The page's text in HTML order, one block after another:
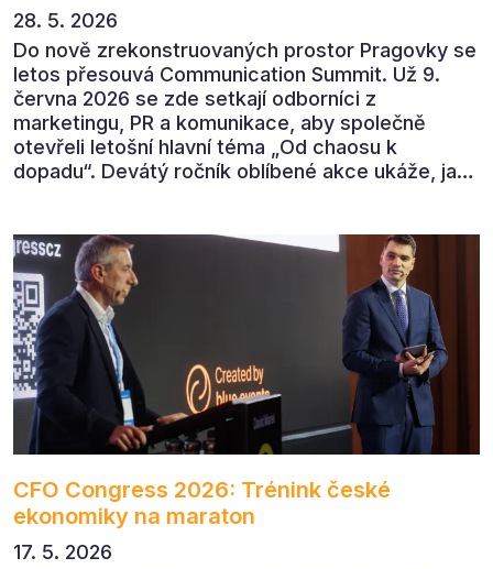
28. 5. 2026
Do nově zrekonstruovaných prostor Pragovky se
letos přesouvá Communication Summit. Už 9.
června 2026 se zde setkají odborníci z
marketingu, PR a komunikace, aby společně
otevřeli letošní hlavní téma „Od chaosu k
dopadu“. Devátý ročník oblíbené akce ukáže, jak
CFO Congress 2026: Trénink české
ekonomiky na maraton
17. 5. 2026